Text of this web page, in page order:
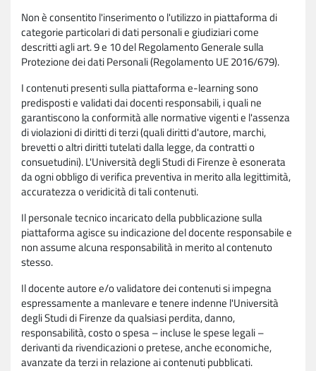
Non è consentito l'inserimento o l'utilizzo in piattaforma di
categorie particolari di dati personali e giudiziari come
descritti agli art. 9 e 10 del Regolamento Generale sulla
Protezione dei dati Personali (Regolamento UE 2016/679).
I contenuti presenti sulla piattaforma e-learning sono
predisposti e validati dai docenti responsabili, i quali ne
garantiscono la conformità alle normative vigenti e l'assenza
di violazioni di diritti di terzi (quali diritti d'autore, marchi,
brevetti o altri diritti tutelati dalla legge, da contratti o
consuetudini). L'Università degli Studi di Firenze è esonerata
da ogni obbligo di verifica preventiva in merito alla legittimità,
accuratezza o veridicità di tali contenuti.
Il personale tecnico incaricato della pubblicazione sulla
piattaforma agisce su indicazione del docente responsabile e
non assume alcuna responsabilità in merito al contenuto
stesso.
Il docente autore e/o validatore dei contenuti si impegna
espressamente a manlevare e tenere indenne l'Università
degli Studi di Firenze da qualsiasi perdita, danno,
responsabilità, costo o spesa – incluse le spese legali –
derivanti da rivendicazioni o pretese, anche economiche,
avanzate da terzi in relazione ai contenuti pubblicati.